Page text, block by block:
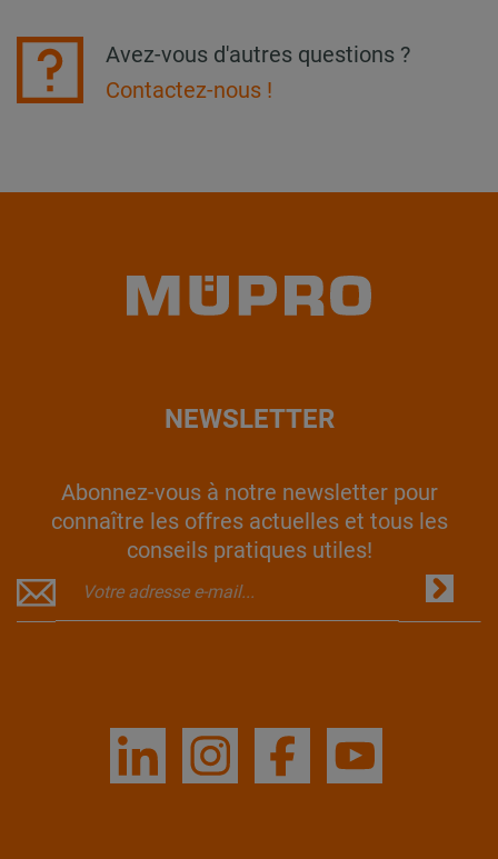
Avez-vous d'autres questions ?
Contactez-nous !
NEWSLETTER
Abonnez-vous à notre newsletter pour
connaître les offres actuelles et tous les
conseils pratiques utiles!